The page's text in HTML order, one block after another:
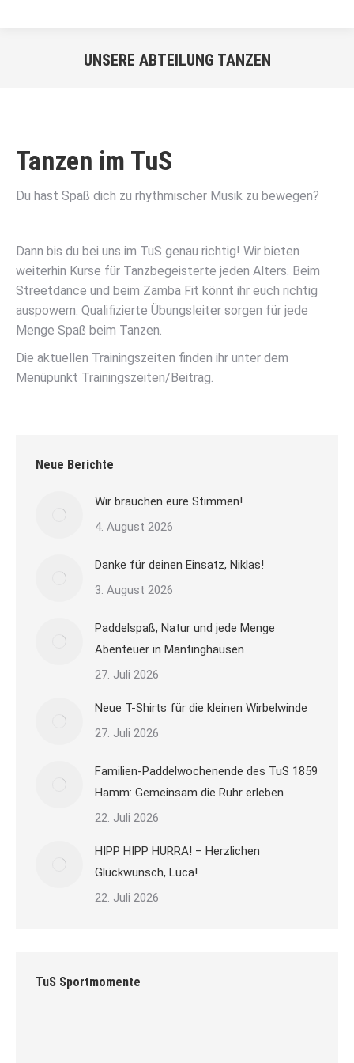
UNSERE ABTEILUNG TANZEN
Tanzen im TuS
Du hast Spaß dich zu rhythmischer Musik zu bewegen?
Dann bis du bei uns im TuS genau richtig! Wir bieten
weiterhin Kurse für Tanzbegeisterte jeden Alters. Beim
Streetdance und beim Zamba Fit könnt ihr euch richtig
auspowern. Qualifizierte Übungsleiter sorgen für jede
Menge Spaß beim Tanzen.
Die aktuellen Trainingszeiten finden ihr unter dem
Menüpunkt Trainingszeiten/Beitrag.
Neue Berichte
Wir brauchen eure Stimmen!
4. August 2026
Danke für deinen Einsatz, Niklas!
3. August 2026
Paddelspaß, Natur und jede Menge
Abenteuer in Mantinghausen
27. Juli 2026
Neue T-Shirts für die kleinen Wirbelwinde
27. Juli 2026
Familien-Paddelwochenende des TuS 1859
Hamm: Gemeinsam die Ruhr erleben
22. Juli 2026
HIPP HIPP HURRA! – Herzlichen
Glückwunsch, Luca!
22. Juli 2026
TuS Sportmomente